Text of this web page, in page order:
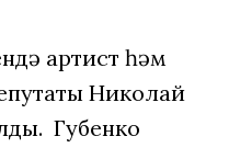
артист һәм
Николай
Губенко